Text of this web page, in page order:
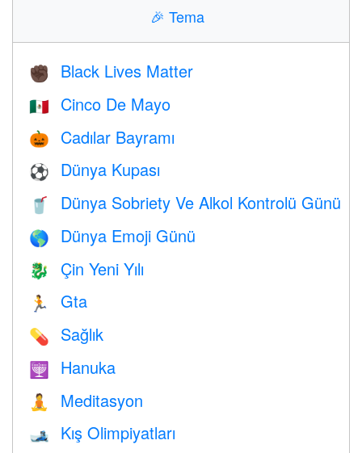
🎉 Tema
✊🏿 Black Lives Matter
🇲🇽 Cinco De Mayo
🎃 Cadılar Bayramı
⚽ Dünya Kupası
🥤 Dünya Sobriety Ve Alkol Kontrolü Günü
🌎 Dünya Emoji Günü
🐉 Çin Yeni Yılı
🏃 Gta
💊 Sağlık
🕎 Hanuka
🧘 Meditasyon
🎿 Kış Olimpiyatları